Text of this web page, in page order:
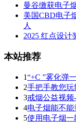
曼谷缴获电子
美国CBD电子
人
2025 红点设计
本站推荐
1“+C ”雾化弹
2手把手教您玩
3戒烟公益视频
4电子烟能不能
5使用电子烟